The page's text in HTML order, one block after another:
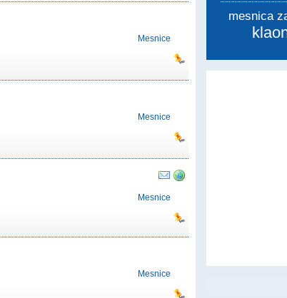
Mesnice
Mesnice
Mesnice
Mesnice
mesnica